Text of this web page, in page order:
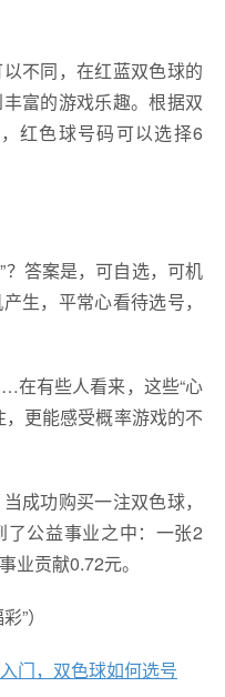
不同，在红蓝双色球的
富的游戏乐趣。根据双
红色球号码可以选择6
？答案是，可自选，可机
生，平常心看待选号，
在有些人看来，这些“心
更能感受概率游戏的不
成功购买一注双色球，
公益事业之中：一张2
业贡献0.72元。
”）
门，双色球如何选号